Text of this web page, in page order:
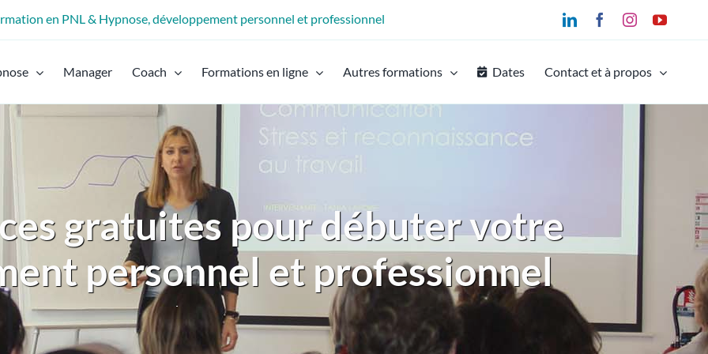
en PNL & Hypnose, développement personnel et professionnel LinkedInFacebookInstagram
Manager Coach Formations en ligne Autres formations Dates Contact et à propos
gratuites pour débuter votre
personnel et professionnel